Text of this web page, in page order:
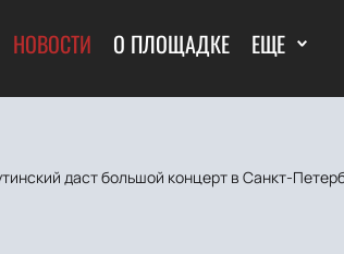
НОВОСТИ О ПЛОЩАДКЕ ЕЩЕ
даст большой концерт в Санкт-